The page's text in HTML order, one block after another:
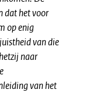
dat het voor
op enig
van die
naar
van het